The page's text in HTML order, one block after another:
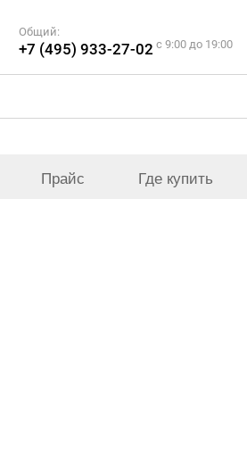
Общий:
+7 (495) 933-27-02 c 9:00 до 19:00
Прайс Где купить